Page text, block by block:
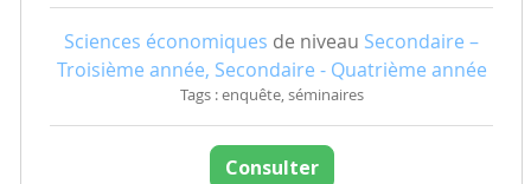
Sciences économiques de niveau Secondaire –
Troisième année, Secondaire - Quatrième année
Tags : enquête, séminaires
Consulter